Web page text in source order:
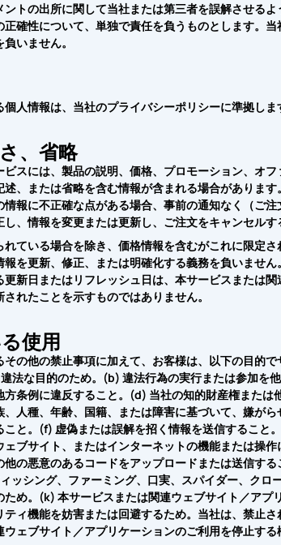
ントの出所に関して当社または第三者を誤解させる
正確性について、単独で責任を負うものとします。
いません。
人情報は、当社のプライバシーポリシーに準拠しま
、省略
スには、製品の説明、価格、プロモーション、オ
、または省略を含む情報が含まれる場合がありま
情報に不正確な点がある場合、事前の通知なく（ご
、情報を変更または更新し、ご注文をキャンセルす
ている場合を除き、価格情報を含むがこれに限定
報を更新、修正、または明確化する義務を負いませ
更新日またはリフレッシュ日は、本サービスまたは
れたことを示すものではありません。
使用
の他の禁止事項に加えて、お客様は、以下の目的
法な目的のため。(b) 違法行為の実行または参加を
方条例に違反すること。(d) 当社の知的財産権また
人種、年齢、国籍、または障害に基づいて、嫌が
こと。(f) 虚偽または誤解を招く情報を送信すること
ブサイト、またはインターネットの機能または操
の悪意のあるコードをアップロードまたは送信す
ッシング、ファーミング、口実、スパイダー、クロ
め。(k) 本サービスまたは関連ウェブサイト／アプ
ィ機能を妨害または回避するため。当社は、禁止
ェブサイト／アプリケーションのご利用を停止する